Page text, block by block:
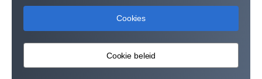
Cookies
Cookie beleid